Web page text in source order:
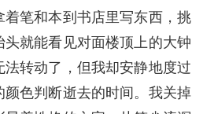
笔和本到书店里写东西，挑
就能看见对面楼顶上的大钟
转动了，但我却安静地度过
色判断逝去的时间。我关掉